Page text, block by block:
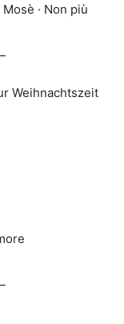
· Non più
Weihnachtszeit